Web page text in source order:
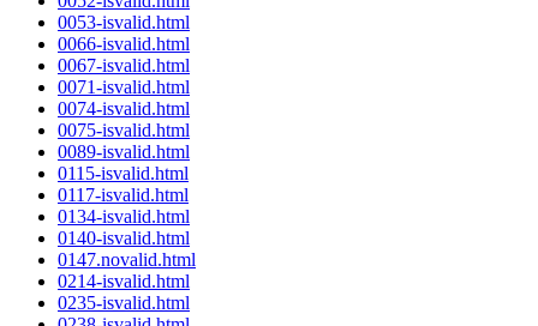
0053-isvalid.html
0066-isvalid.html
0067-isvalid.html
0071-isvalid.html
0074-isvalid.html
0075-isvalid.html
0089-isvalid.html
0115-isvalid.html
0117-isvalid.html
0134-isvalid.html
0140-isvalid.html
0147.novalid.html
0214-isvalid.html
0235-isvalid.html